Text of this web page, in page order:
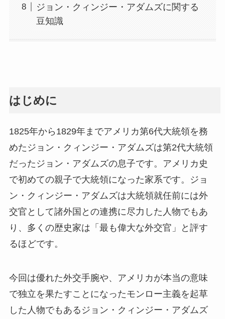
ジョン・クィンジー・アダムズに関する
豆知識
はじめに
1825年から1829年までアメリカ第6代大統領を務
めたジョン・クィンジー・アダムズは第2代大統領
だったジョン・アダムズの息子です。アメリカ史
で初めての親子で大統領になった家系です。ジョ
ン・クィンジー・アダムズは大統領就任前には外
交官として諸外国との連携に尽力した人物でもあ
り、多くの歴史家は「最も偉大な外交官」と評す
るほどです。
今回は優れた外交手腕や、アメリカが本当の意味
で独立を果たすことになったモンロー主義を起草
した人物でもあるジョン・クィンジー・アダムズ